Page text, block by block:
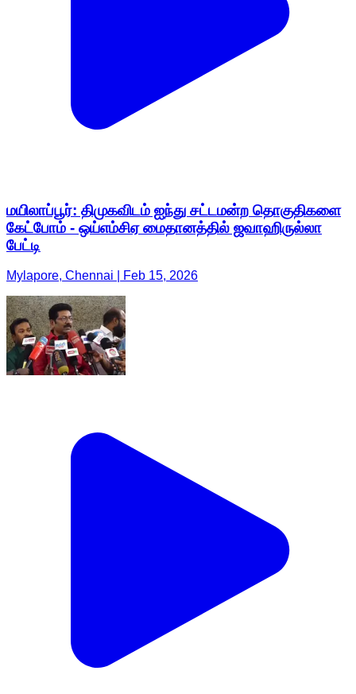
மயிலாப்பூர்: திமுகவிடம் ஐந்து சட்டமன்ற தொகுதிகளை
கேட்போம் - ஒய்எம்சிஏ மைதானத்தில் ஜவாஹிருல்லா
பேட்டி
Mylapore, Chennai | Feb 15, 2026